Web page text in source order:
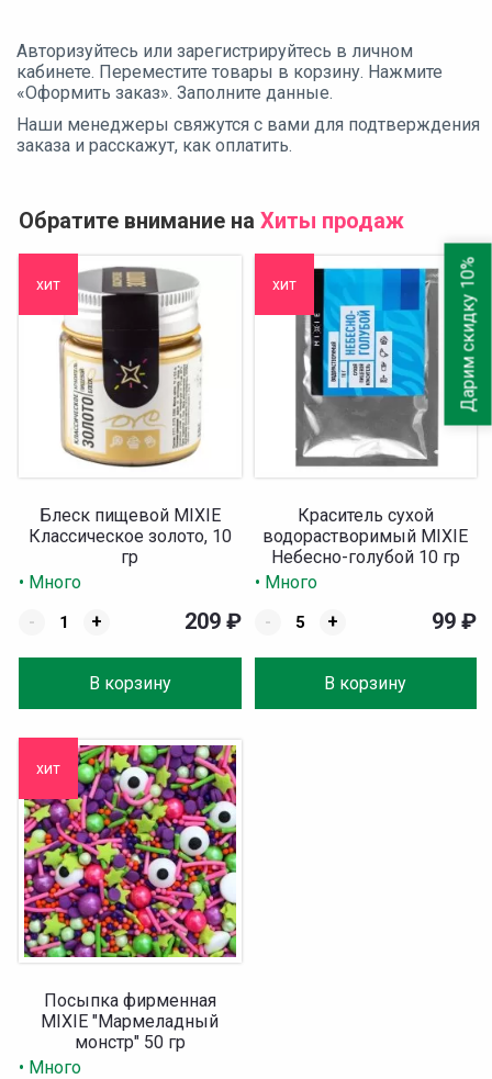
Авторизуйтесь или зарегистрируйтесь в личном
кабинете. Переместите товары в корзину. Нажмите
«Оформить заказ». Заполните данные.
Наши менеджеры свяжутся с вами для подтверждения
заказа и расскажут, как оплатить.
Обратите внимание на Хиты продаж
хит
Блеск пищевой MIXIE
Классическое золото, 10
гр
• Много
-
+
В корзину
209 ₽
хит
Краситель сухой
водорастворимый MIXIE
Небесно-голубой 10 гр
• Много
-
+
В корзину
99 ₽
хит
Посыпка фирменная
MIXIE "Мармеладный
монстр" 50 гр
• Много
Дарим скидку 10%